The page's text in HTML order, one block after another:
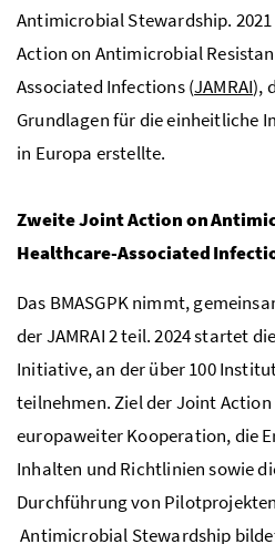
Antimicrobial Stewardship.
Action on Antimicrobial
Associated Infections(JAMRAI),
Grundlagen für die einheitliche
in Europa erstellte.
ZweiteJoint Action on
Healthcare-Associated
Das BMASGPKnimmt,
der JAMRAI 2 teil. 2024 startet
Initiative, an der über 100
teilnehmen. Ziel derJoint Action
europaweiter Kooperation, die
Inhalten und Richtlinien sowie
Durchführung von
Antimicrobial Stewardship